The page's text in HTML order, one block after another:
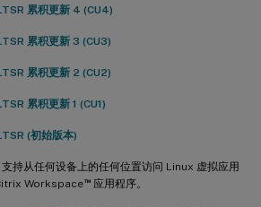
累积更新 4 (CU4)
累积更新 3 (CU3)
累积更新 2 (CU2)
累积更新 1 (CU1)
(初始版本)
持从任何设备上的任何位置访问 Linux 虚拟应用
Workspace™应用程序。